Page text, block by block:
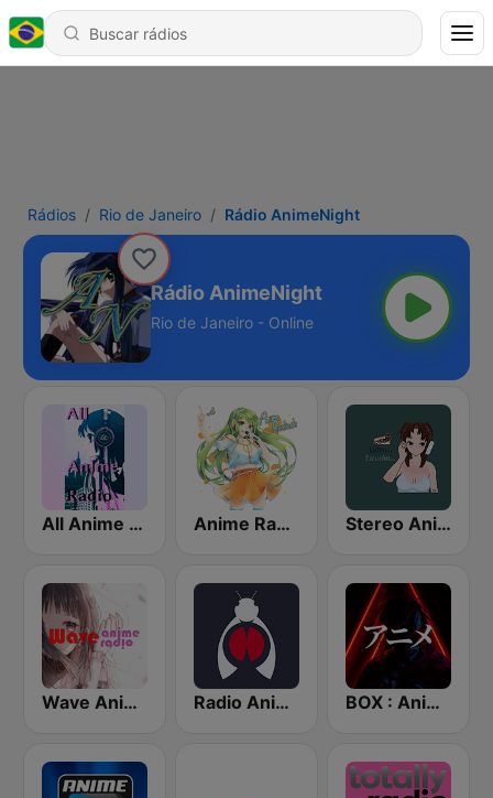
Rádios Rio de Janeiro Rádio AnimeNight
Rádio AnimeNight
Rio de Janeiro - Online
All Anime Radio Anime Radio Stereo Anime
Wave Anime Radio Radio Anime 24 BOX : Anime Radio -アニメラジオ